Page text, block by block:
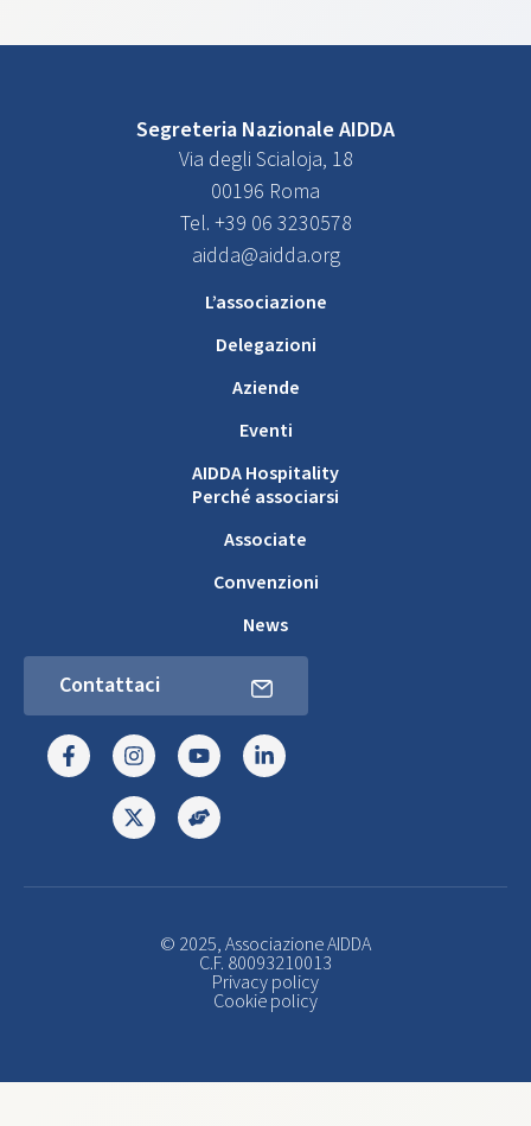
Segreteria Nazionale AIDDA
Via degli Scialoja, 18
00196 Roma
Tel. +39 06 3230578
aidda@aidda.org
L’associazione
Delegazioni
Aziende
Eventi
AIDDA Hospitality
Perché associarsi
Associate
Convenzioni
News
Contattaci
© 2025, Associazione AIDDA
C.F. 80093210013
Privacy policy
Cookie policy